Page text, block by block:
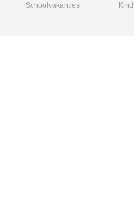
Schoolvakanties